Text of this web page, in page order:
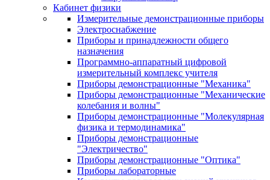
Кабинет физики
Измерительные демонстрационные приборы
Электроснабжение
Приборы и принадлежности общего
назначения
Программно-аппаратный цифровой
измерительный комплекс учителя
Приборы демонстрационные "Механика"
Приборы демонстрационные "Механические
колебания и волны"
Приборы демонстрационные "Молекулярная
физика и термодинамика"
Приборы демонстрационные
"Электричество"
Приборы демонстрационные "Оптика"
Приборы лабораторные